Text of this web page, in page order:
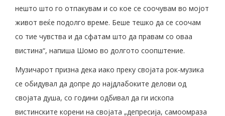
нешто што го отпакувам и со кое се соочувам во мојот
живот веќе подолго време. Беше тешко да се соочам
со тие чувства и да сфатам што да правам со оваа
вистина“, напиша Шомо во долгото соопштение.
Музичарот призна дека иако преку својата рок-музика
се обидувал да допре до најдлабоките делови од
својата душа, со години одбивал да ги ископа
вистинските корени на својата „депресија, самоомраза